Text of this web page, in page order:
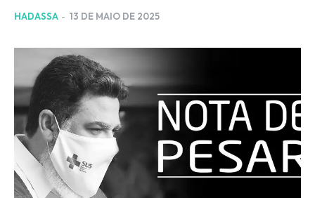
HADASSA - 13 DE MAIO DE 2025